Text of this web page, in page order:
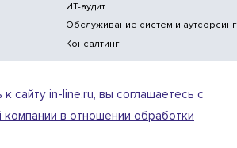
ИТ-аудит
Обслуживание систем и аутсорсинг
Консалтинг
in-line.ru, вы соглашаетесь с
компании в отношении обработки